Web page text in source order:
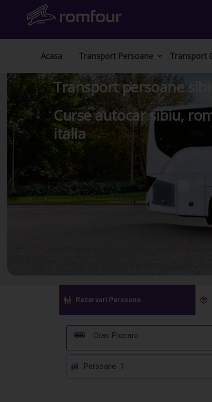
Acasa Transport Persoane Transport
Transport persoane
Curse autocar sibiu,
italia
󱠣 Rezervari Persoane 󰏗
Oras Plecare
󰞠
󱕱 Persoane: 1